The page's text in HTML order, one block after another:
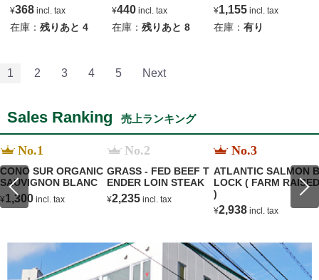
¥368 incl. tax
在庫：残りあと4
¥440incl. tax
在庫： 残りあと 8
¥1,155incl. tax
在庫： 有り
1 2 3 4 5 Next
Sales Ranking 売上ランキング
No.1
CONO SUR ORGANIC
SAUVIGNON BLANC
¥1,300 incl. tax
No.2
GRASS - FED BEEF T
ENDER LOIN STEAK
¥2,235 incl. tax
No.3
ATLANTIC SALMON B
LOCK ( FARM RAISED
)
¥2,938 incl. tax